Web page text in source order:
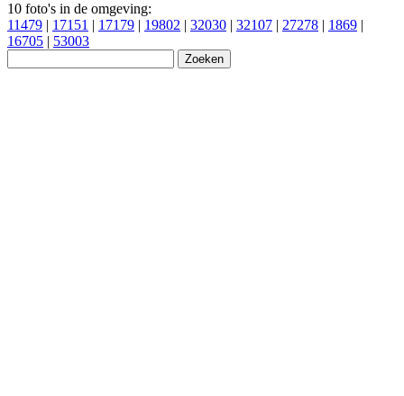
10 foto's in de omgeving:
11479 | 17151 | 17179 | 19802 | 32030 | 32107 | 27278 | 1869 |
16705 | 53003